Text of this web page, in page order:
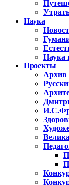
Наука
Наука
Проекты
Архив